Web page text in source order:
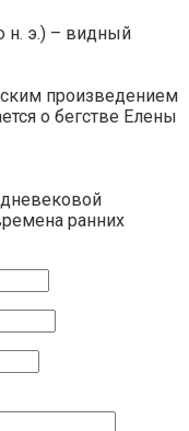
н. э.) – видный
произведением
о бегстве Елены
ранних